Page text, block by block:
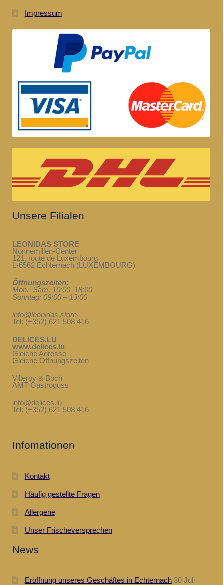
Impressum
Unsere Filialen
LEONIDAS STORE
Nonnemillen-Center
121, route de Luxembourg
L-6562 Echternach (LUXEMBOURG)
Öffnungszeiten:
Mon.–Sam. 10:00–18:00
Sonntag: 09:00 – 13:00
info@leonidas.store
Tel: (+352) 621 508 416
DELICES.LU
www.delices.lu
Gleiche Adresse
Gleiche Öffnungszeiten
Villeroy & Boch
AMT Gastroguss
info@delices.lu
Tel: (+352) 621 508 416
Infomationen
Kontakt
Häufig gestellte Fragen
Allergene
Unser Frischeversprechen
News
Eröffnung unseres Geschäftes in Echternach 30 Juli